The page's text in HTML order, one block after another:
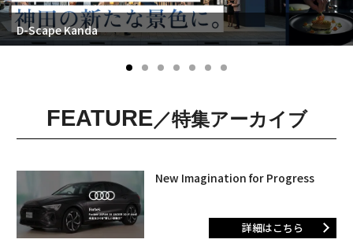
D-Scape Kanda
FEATURE／特集アーカイブ
New Imagination for Progress
詳細はこちら